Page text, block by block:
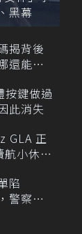
黑幕
揭背後
還能幫
按鍵做過
此消失
GLA 正
小休
陷
警察局